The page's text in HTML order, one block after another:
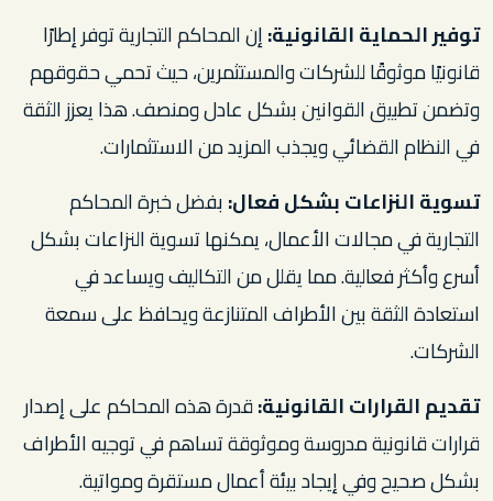
توفير الحماية القانونية:إن المحاكم التجارية توفر إطارًا
قانونيًا موثوقًا للشركات والمستثمرين، حيث تحمي حقوقهم
وتضمن تطبيق القوانين بشكل عادل ومنصف. هذا يعزز الثقة
في النظام القضائي ويجذب المزيد من الاستثمارات.
تسوية النزاعات بشكل فعال:بفضل خبرة المحاكم
التجارية في مجالات الأعمال، يمكنها تسوية النزاعات بشكل
أسرع وأكثر فعالية. مما يقلل من التكاليف ويساعد في
استعادة الثقة بين الأطراف المتنازعة ويحافظ على سمعة
الشركات.
تقديم القرارات القانونية:قدرة هذه المحاكم على إصدار
قرارات قانونية مدروسة وموثوقة تساهم في توجيه الأطراف
بشكل صحيح وفي إيجاد بيئة أعمال مستقرة ومواتية.